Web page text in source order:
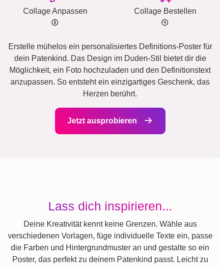
Collage Anpassen Collage Bestellen
Erstelle mühelos ein personalisiertes Definitions-Poster für
dein Patenkind. Das Design im Duden-Stil bietet dir die
Möglichkeit, ein Foto hochzuladen und den Definitionstext
anzupassen. So entsteht ein einzigartiges Geschenk, das
Herzen berührt.
Jetzt ausprobieren
Lass dich inspirieren...
Deine Kreativität kennt keine Grenzen. Wähle aus
verschiedenen Vorlagen, füge individuelle Texte ein, passe
die Farben und Hintergrundmuster an und gestalte so ein
Poster, das perfekt zu deinem Patenkind passt. Leicht zu